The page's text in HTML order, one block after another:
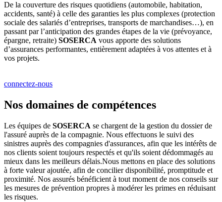
De la couverture des risques quotidiens (automobile, habitation,
accidents, santé) à celle des garanties les plus complexes (protection
sociale des salariés d’entreprises, transports de marchandises…), en
passant par l’anticipation des grandes étapes de la vie (prévoyance,
épargne, retraite) SOSERCA vous apporte des solutions
d’assurances performantes, entièrement adaptées à vos attentes et à
vos projets.
connectez-nous
Nos domaines de compétences
Les équipes de SOSERCA se chargent de la gestion du dossier de
l'assuré auprès de la compagnie. Nous effectuons le suivi des
sinistres auprès des compagnies d'assurances, afin que les intérêts de
nos clients soient toujours respectés et qu'ils soient dédommagés au
mieux dans les meilleurs délais.Nous mettons en place des solutions
à forte valeur ajoutée, afin de concilier disponibilité, promptitude et
proximité. Nos assurés bénéficient à tout moment de nos conseils sur
les mesures de prévention propres à modérer les primes en réduisant
les risques.